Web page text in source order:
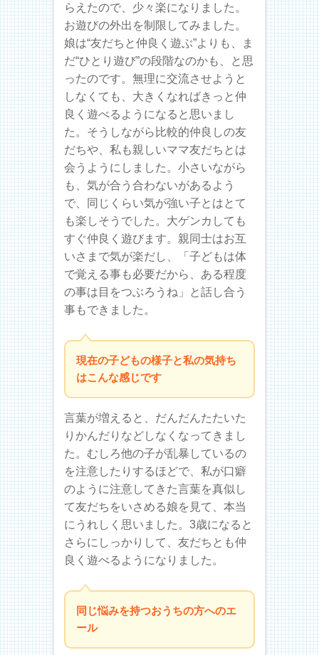
らえたので、少々楽になりました。
お遊びの外出を制限してみました。
娘は“友だちと仲良く遊ぶ”よりも、ま
だ“ひとり遊び”の段階なのかも、と思
ったのです。無理に交流させようと
しなくても、大きくなればきっと仲
良く遊べるようになると思いまし
た。そうしながら比較的仲良しの友
だちや、私も親しいママ友だちとは
会うようにしました。小さいながら
も、気が合う合わないがあるよう
で、同じくらい気が強い子とはとて
も楽しそうでした。大ゲンカしても
すぐ仲良く遊びます。親同士はお互
いさまで気が楽だし、「子どもは体
で覚える事も必要だから、ある程度
の事は目をつぶろうね」と話し合う
事もできました。
現在の子どもの様子と私の気持ち
はこんな感じです
言葉が増えると、だんだんたたいた
りかんだりなどしなくなってきまし
た。むしろ他の子が乱暴しているの
を注意したりするほどで、私が口癖
のように注意してきた言葉を真似し
て友だちをいさめる娘を見て、本当
にうれしく思いました。3歳になると
さらにしっかりして、友だちとも仲
良く遊べるようになりました。
同じ悩みを持つおうちの方へのエ
ール